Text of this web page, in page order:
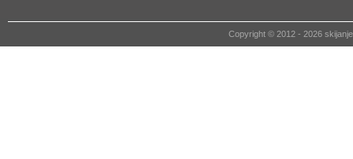
Copyright © 2012 - 2026